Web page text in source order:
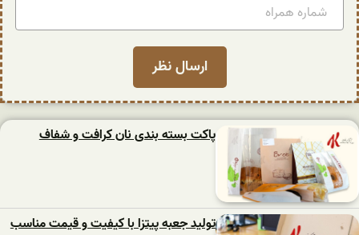
پاکت بسته بندی نان کرافت و شفاف
تولید جعبه پیتزا با کیفیت و قیمت مناسب